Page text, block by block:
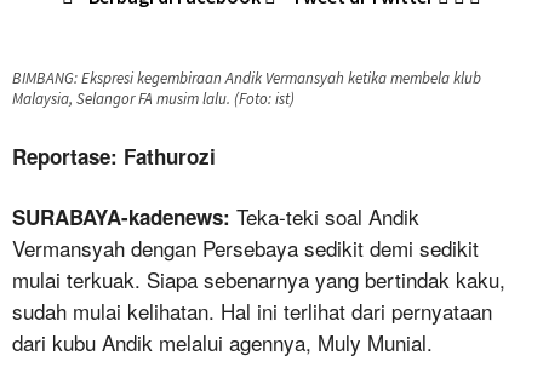
BIMBANG: Ekspresi kegembiraan Andik Vermansyah ketika membela klub
Malaysia, Selangor FA musim lalu. (Foto: ist)
Reportase: Fathurozi
SURABAYA-kadenews: Teka-teki soal Andik
Vermansyah dengan Persebaya sedikit demi sedikit
mulai terkuak. Siapa sebenarnya yang bertindak kaku,
sudah mulai kelihatan. Hal ini terlihat dari pernyataan
dari kubu Andik melalui agennya, Muly Munial.